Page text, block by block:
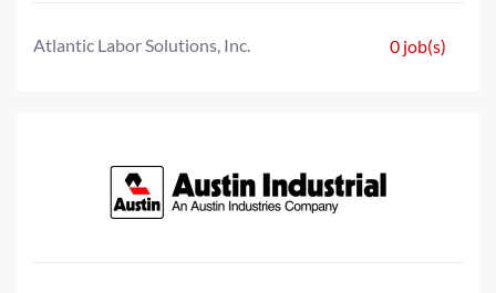
Atlantic Labor Solutions, Inc. 0 job(s)